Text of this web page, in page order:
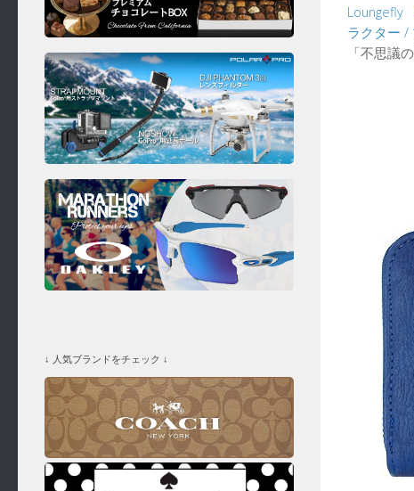
Loungefly
ラクター /
「不思議
↓ 人気ブランドをチェック ↓